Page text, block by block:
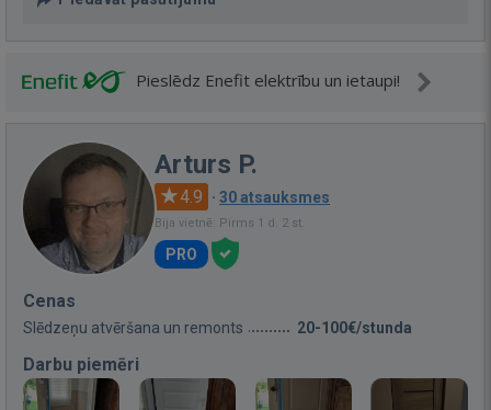
Pieslēdz Enefit elektrību un ietaupi!
Arturs P.
4.9 · 30 atsauksmes
Bija vietnē: Pirms 1 d. 2 st.
PRO
Cenas
Slēdzeņu atvēršana un remonts 20-100€/stunda
Darbu piemēri